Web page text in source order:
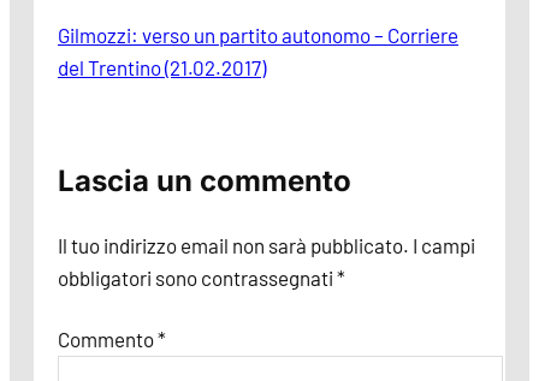
Gilmozzi: verso un partito autonomo – Corriere
del Trentino (21.02.2017)
Lascia un commento
Il tuo indirizzo email non sarà pubblicato. I campi
obbligatori sono contrassegnati *
Commento*